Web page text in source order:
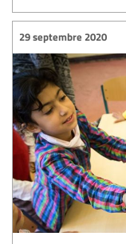
29 septembre 2020